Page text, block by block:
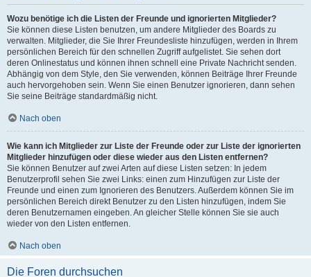
Wozu benötige ich die Listen der Freunde und ignorierten Mitglieder?
Sie können diese Listen benutzen, um andere Mitglieder des Boards zu
verwalten. Mitglieder, die Sie Ihrer Freundesliste hinzufügen, werden in Ihrem
persönlichen Bereich für den schnellen Zugriff aufgelistet. Sie sehen dort
deren Onlinestatus und können ihnen schnell eine Private Nachricht senden.
Abhängig von dem Style, den Sie verwenden, können Beiträge Ihrer Freunde
auch hervorgehoben sein. Wenn Sie einen Benutzer ignorieren, dann sehen
Sie seine Beiträge standardmäßig nicht.
Nach oben
Wie kann ich Mitglieder zur Liste der Freunde oder zur Liste der ignorierten
Mitglieder hinzufügen oder diese wieder aus den Listen entfernen?
Sie können Benutzer auf zwei Arten auf diese Listen setzen: In jedem
Benutzerprofil sehen Sie zwei Links: einen zum Hinzufügen zur Liste der
Freunde und einen zum Ignorieren des Benutzers. Außerdem können Sie im
persönlichen Bereich direkt Benutzer zu den Listen hinzufügen, indem Sie
deren Benutzernamen eingeben. An gleicher Stelle können Sie sie auch
wieder von den Listen entfernen.
Nach oben
Die Foren durchsuchen